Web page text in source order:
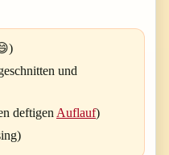
und
deftigen Auflauf)